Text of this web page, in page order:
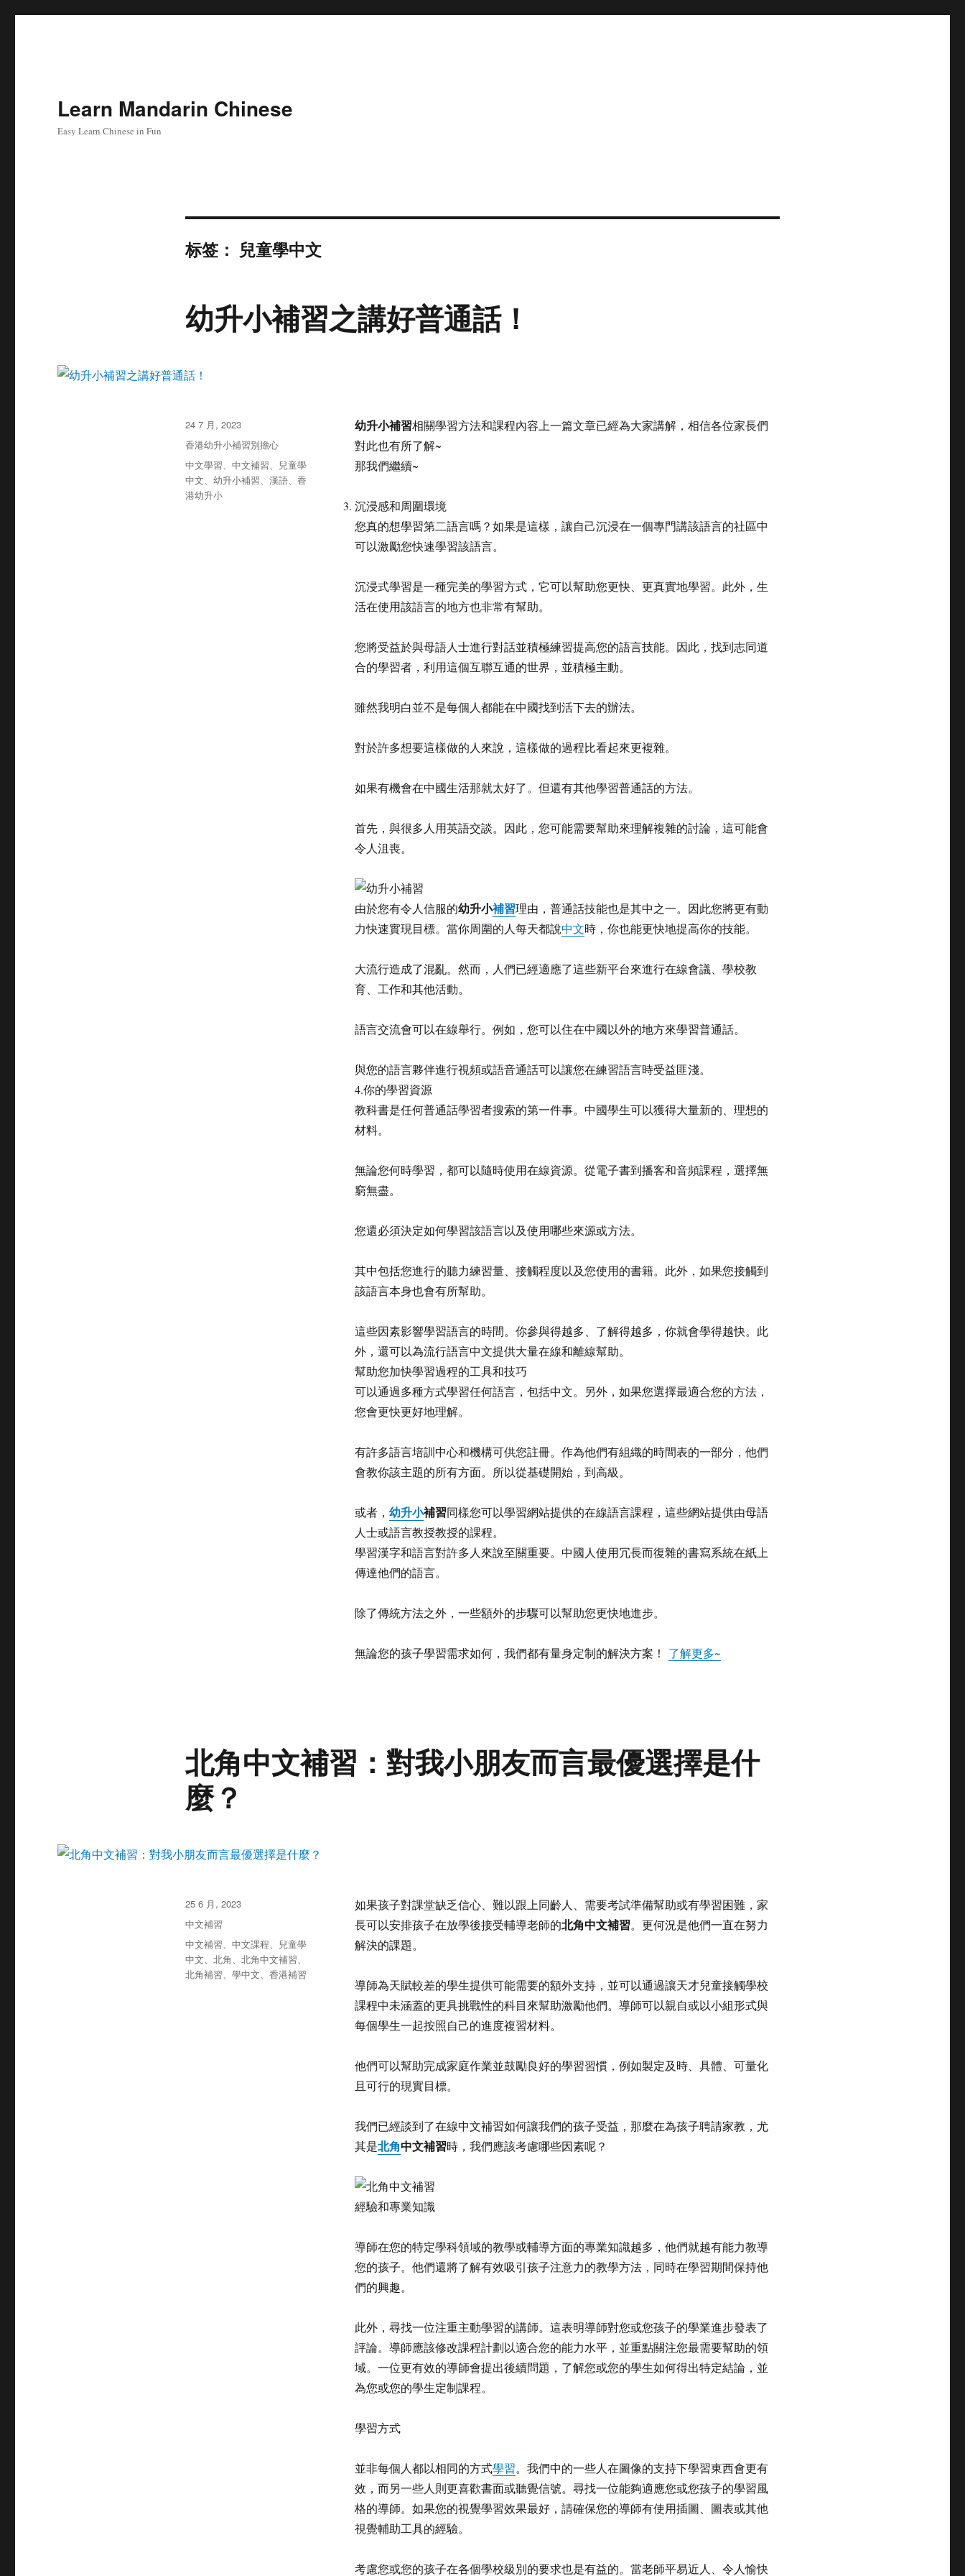
Learn Mandarin Chinese
Easy Learn Chinese in Fun
标签： 兒童學中文
幼升小補習之講好普通話！
幼升小補習相關學習方法和課程內容上一篇文章已經為大家講解，相信各位家長們
對此也有所了解~
那我們繼續~
沉浸感和周圍環境
您真的想學習第二語言嗎？如果是這樣，讓自己沉浸在一個專門講該語言的社區中
可以激勵您快速學習該語言。
沉浸式學習是一種完美的學習方式，它可以幫助您更快、更真實地學習。此外，生
活在使用該語言的地方也非常有幫助。
您將受益於與母語人士進行對話並積極練習提高您的語言技能。因此，找到志同道
合的學習者，利用這個互聯互通的世界，並積極主動。
雖然我明白並不是每個人都能在中國找到活下去的辦法。
對於許多想要這樣做的人來說，這樣做的過程比看起來更複雜。
如果有機會在中國生活那就太好了。但還有其他學習普通話的方法。
首先，與很多人用英語交談。因此，您可能需要幫助來理解複雜的討論，這可能會
令人沮喪。
由於您有令人信服的幼升小補習理由，普通話技能也是其中之一。因此您將更有動
力快速實現目標。當你周圍的人每天都說中文時，你也能更快地提高你的技能。
大流行造成了混亂。然而，人們已經適應了這些新平台來進行在線會議、學校教
育、工作和其他活動。
語言交流會可以在線舉行。例如，您可以住在中國以外的地方來學習普通話。
與您的語言夥伴進行視頻或語音通話可以讓您在練習語言時受益匪淺。
4.你的學習資源
教科書是任何普通話學習者搜索的第一件事。中國學生可以獲得大量新的、理想的
材料。
無論您何時學習，都可以隨時使用在線資源。從電子書到播客和音頻課程，選擇無
窮無盡。
您還必須決定如何學習該語言以及使用哪些來源或方法。
其中包括您進行的聽力練習量、接觸程度以及您使用的書籍。此外，如果您接觸到
該語言本身也會有所幫助。
這些因素影響學習語言的時間。你參與得越多、了解得越多，你就會學得越快。此
外，還可以為流行語言中文提供大量在線和離線幫助。
幫助您加快學習過程的工具和技巧
可以通過多種方式學習任何語言，包括中文。另外，如果您選擇最適合您的方法，
您會更快更好地理解。
有許多語言培訓中心和機構可供您註冊。作為他們有組織的時間表的一部分，他們
會教你該主題的所有方面。所以從基礎開始，到高級。
或者，幼升小補習同樣您可以學習網站提供的在線語言課程，這些網站提供由母語
人士或語言教授教授的課程。
學習漢字和語言對許多人來說至關重要。中國人使用冗長而復雜的書寫系統在紙上
傳達他們的語言。
除了傳統方法之外，一些額外的步驟可以幫助您更快地進步。
無論您的孩子學習需求如何，我們都有量身定制的解決方案！ 了解更多~
发
布
于
24 7 月, 2023
分
类
香港幼升小補習別擔心
标
签
中文學習、 中文補習、
兒童學
中文、 幼升小補習、 漢語、 香
港幼升小
北角中文補習：對我小朋友而言最優選擇是什
麼？
如果孩子對課堂缺乏信心、難以跟上同齡人、需要考試準備幫助或有學習困難，家
長可以安排孩子在放學後接受輔導老師的北角中文補習。更何況是他們一直在努力
解決的課題。
導師為天賦較差的學生提供可能需要的額外支持，並可以通過讓天才兒童接觸學校
課程中未涵蓋的更具挑戰性的科目來幫助激勵他們。導師可以親自或以小組形式與
每個學生一起按照自己的進度複習材料。
他們可以幫助完成家庭作業並鼓勵良好的學習習慣，例如製定及時、具體、可量化
且可行的現實目標。
我們已經談到了在線中文補習如何讓我們的孩子受益，那麼在為孩子聘請家教，尤
其是北角中文補習時，我們應該考慮哪些因素呢？
經驗和專業知識
導師在您的特定學科領域的教學或輔導方面的專業知識越多，他們就越有能力教導
您的孩子。他們還將了解有效吸引孩子注意力的教學方法，同時在學習期間保持他
們的興趣。
此外，尋找一位注重主動學習的講師。這表明導師對您或您孩子的學業進步發表了
評論。導師應該修改課程計劃以適合您的能力水平，並重點關注您最需要幫助的領
域。一位更有效的導師會提出後續問題，了解您或您的學生如何得出特定結論，並
為您或您的學生定制課程。
學習方式
並非每個人都以相同的方式學習。我們中的一些人在圖像的支持下學習東西會更有
效，而另一些人則更喜歡書面或聽覺信號。尋找一位能夠適應您或您孩子的學習風
格的導師。如果您的視覺學習效果最好，請確保您的導師有使用插圖、圖表或其他
視覺輔助工具的經驗。
考慮您或您的孩子在各個學校級別的要求也是有益的。當老師平易近人、令人愉快
发
布
于
25 6 月, 2023
分
类
中文補習
标
签
中文補習、 中文課程、
兒童學
中文、 北角、 北角中文補習、
北角補習、 學中文、 香港補習